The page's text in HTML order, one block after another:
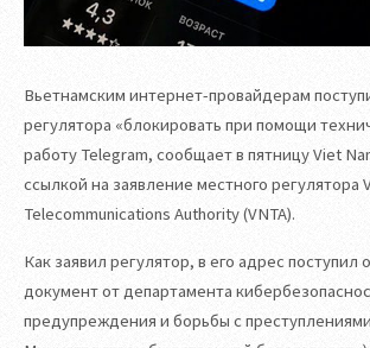
Вьетнамским интернет-провайдерам
регулятора «блокировать при помощи
работу Telegram, сообщает в пятницу Viet
ссылкой на заявление местного регулятора
Telecommunications Authority (VNTA).
Как заявил регулятор, в его адрес
документ от департамента
предупреждения и борьбы с